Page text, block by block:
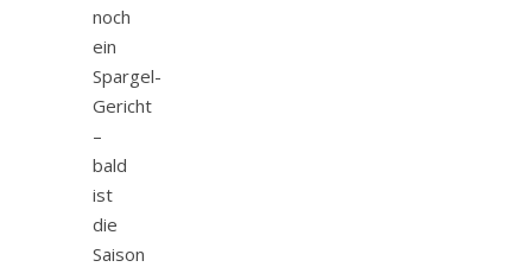
noch
ein
Spargel-
Gericht
–
bald
ist
die
Saison